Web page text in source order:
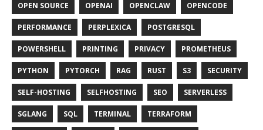
OPEN SOURCE OPENAI OPENCLAW OPENCODE
PERFORMANCE PERPLEXICA POSTGRESQL
POWERSHELL PRINTING PRIVACY PROMETHEUS
PYTHON PYTORCH RAG RUST S3 SECURITY
SELF-HOSTING SELFHOSTING SEO SERVERLESS
SGLANG SQL TERMINAL TERRAFORM